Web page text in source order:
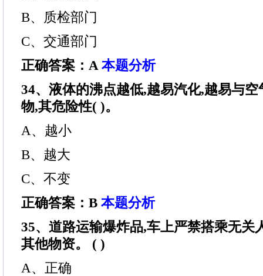
B、质检部门
C、交通部门
正确答案：A 本题分析
34、液体的沸点越低,越易汽化,越易与
物,其危险性( )。
A、越小
B、越大
C、不变
正确答案：B 本题分析
35、道路运输爆炸品,车上严禁搭乘无关
其他物资。 ( )
A、正确